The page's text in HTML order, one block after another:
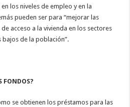
los niveles de empleo y en la
pueden ser para “mejorar las
acceso a la vivienda en los sectores
de la población”.
FONDOS?
se obtienen los préstamos para las